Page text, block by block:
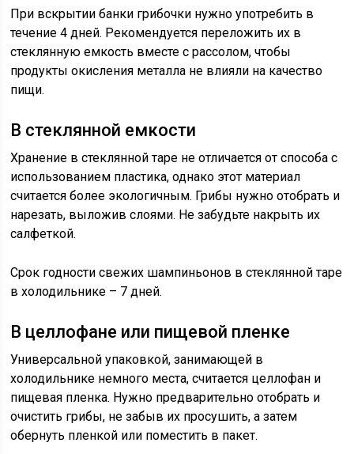
При вскрытии банки грибочки нужно употребить в
течение 4 дней. Рекомендуется переложить их в
стеклянную емкость вместе с рассолом, чтобы
продукты окисления металла не влияли на качество
пищи.
В стеклянной емкости
Хранение в стеклянной таре не отличается от способа с
использованием пластика, однако этот материал
считается более экологичным. Грибы нужно отобрать и
нарезать, выложив слоями. Не забудьте накрыть их
салфеткой.
Срок годности свежих шампиньонов в стеклянной таре
в холодильнике – 7 дней.
В целлофане или пищевой пленке
Универсальной упаковкой, занимающей в
холодильнике немного места, считается целлофан и
пищевая пленка. Нужно предварительно отобрать и
очистить грибы, не забыв их просушить, а затем
обернуть пленкой или поместить в пакет.